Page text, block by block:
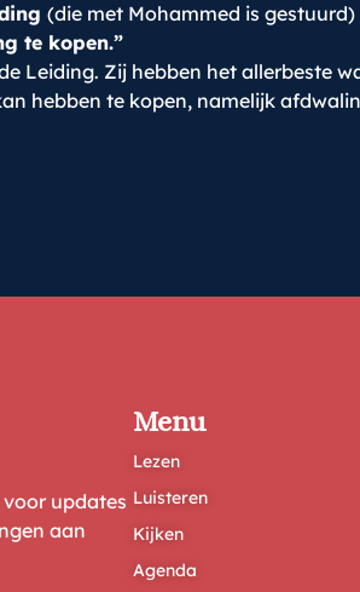
(die met Mohammed is gestuurd)
te kopen.”
Leiding. Zij hebben het allerbeste
hebben te kopen, namelijk
updates
aan
Menu
Lezen
Luisteren
Kijken
Agenda